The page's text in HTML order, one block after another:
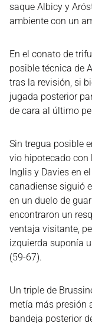
saque Albicy y
ambiente con un
En el conato de
posible técnica de
tras la revisión, si
jugada posterior
de cara al último
Sin tregua posible
vio hipotecado con
Inglis y Davies en
canadiense siguió
en un duelo de
encontraron un
ventaja visitante,
izquierda suponía
(59-67).
Un triple de
metía más presión
bandeja posterior